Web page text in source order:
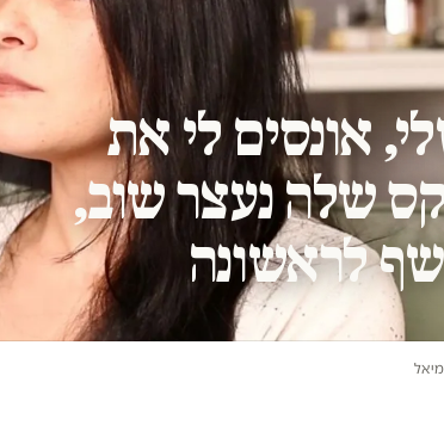
אונסים לי את
שלה נעצר שוב,
לראשונה